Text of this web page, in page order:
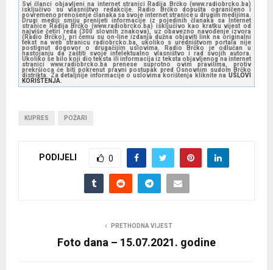
Svi članci objavljeni na internet stranici Radija Brčko (www.radiobrcko.ba)
isključivo su vlasništvo redakcije. Radio Brčko dopušta ograničeno i
povremeno prenošenje članaka sa svoje internet stranice u drugim medijima.
Drugi mediji smiju prenijeti informacije iz pojedinih članaka sa Internet
stranice Radija Brčko (www.radiobrcko.ba) isključivo kao kratku vijest od
najviše četiri reda (300 slovnih znakova), uz obavezno navođenje izvora
(Radio Brčko), pri čemu su on-line izdanja dužna objaviti link na originalni
tekst na web stranicu radiobrcko.ba, ukoliko s uredništvom portala nije
postignut dogovor o drugačijim uslovima. Radio Brčko je odlučan u
nastojanju da zaštiti svoje intelektualno vlasništvo i rad svojih autora.
Ukoliko se bilo koji dio teksta ili informacija iz teksta objavljenog na internet
stranici www.radiobrcko.ba prenese suprotno ovim pravilima, protiv
prekršioca će biti pokrenut pravni postupak pred Osnovnim sudom Brčko
distrikta. Za detaljnije informacije o uslovima korištenja kliknite na USLOVI
KORIŠTENJA.
KUPRES POŽARI
PODIJELI 0
PRETHODNA VIJEST
Foto dana – 15.07.2021. godine